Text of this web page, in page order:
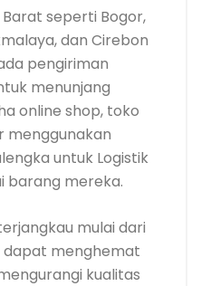
Barat seperti Bogor,
dan Cirebon
pengiriman
menunjang
online shop, toko
menggunakan
untuk Logistik
barang mereka.
mulai dari
dapat menghemat
kualitas